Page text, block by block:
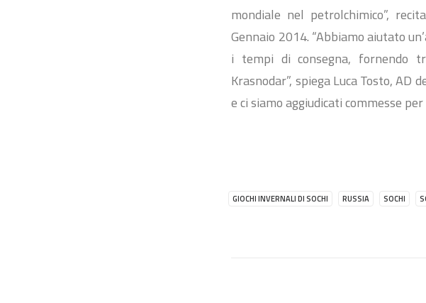
mondiale nel petrolchimico”,
Gennaio 2014. “Abbiamo aiutato
i tempi di consegna, fornendo
Krasnodar”, spiega Luca Tosto,
e ci siamo aggiudicati commesse
GIOCHI INVERNALI DI SOCHI RUSSIA SOCHI